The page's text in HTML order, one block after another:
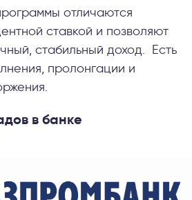
отличаются
ставкой и позволяют
стабильный доход. Есть
пролонгации и
в банке